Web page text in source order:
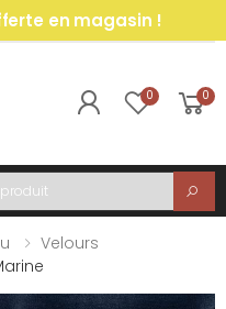
en magasin !
0 0
Velours